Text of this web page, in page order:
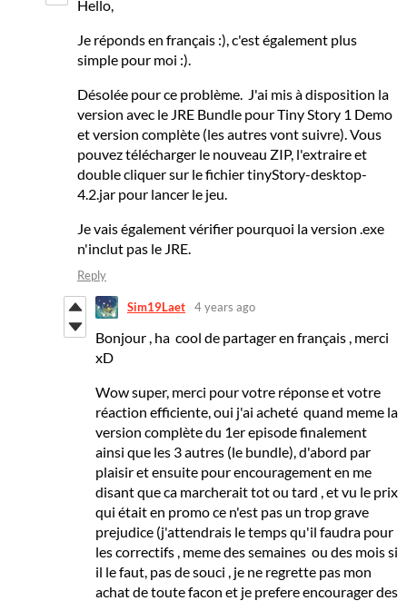
Hello,
Je réponds en français :), c'est également plus
simple pour moi :).
Désolée pour ce problème. J'ai mis à disposition la
version avec le JRE Bundle pour Tiny Story 1 Demo
et version complète (les autres vont suivre). Vous
pouvez télécharger le nouveau ZIP, l'extraire et
double cliquer sur le fichier tinyStory-desktop-
4.2.jar pour lancer le jeu.
Je vais également vérifier pourquoi la version .exe
n'inclut pas le JRE.
Reply
Sim19Laet 4 years ago
Bonjour , ha cool de partager en français , merci
xD
Wow super, merci pour votre réponse et votre
réaction efficiente, oui j'ai acheté quand meme la
version complète du 1er episode finalement
ainsi que les 3 autres (le bundle), d'abord par
plaisir et ensuite pour encouragement en me
disant que ca marcherait tot ou tard , et vu le prix
qui était en promo ce n'est pas un trop grave
prejudice (j'attendrais le temps qu'il faudra pour
les correctifs , meme des semaines ou des mois si
il le faut, pas de souci , je ne regrette pas mon
achat de toute facon et je prefere encourager des